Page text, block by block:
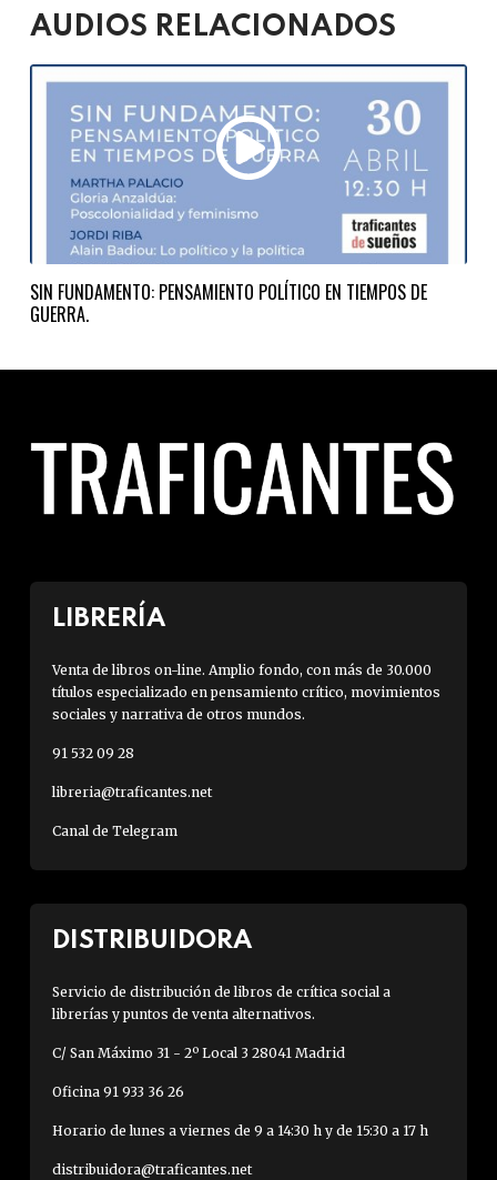
AUDIOS RELACIONADOS
SIN FUNDAMENTO: PENSAMIENTO POLÍTICO EN TIEMPOS DE
GUERRA.
LIBRERÍA
Venta de libros on-line. Amplio fondo, con más de 30.000
títulos especializado en pensamiento crítico, movimientos
sociales y narrativa de otros mundos.
91 532 09 28
libreria@traficantes.net
Canal de Telegram
DISTRIBUIDORA
Servicio de distribución de libros de crítica social a
librerías y puntos de venta alternativos.
C/ San Máximo 31 - 2º Local 3 28041 Madrid
Oficina 91 933 36 26
Horario de lunes a viernes de 9 a 14:30 h y de 15:30 a 17 h
distribuidora@traficantes.net